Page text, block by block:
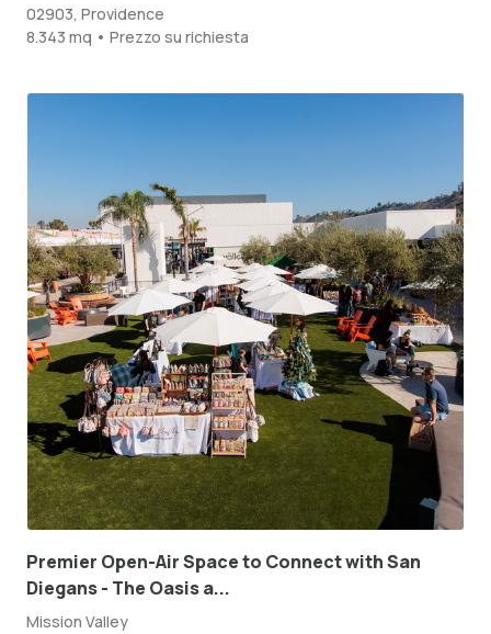
02903, Providence
8.343 mq • Prezzo su richiesta
Premier Open-Air Space to Connect with San
Diegans - The Oasis a...
Mission Valley